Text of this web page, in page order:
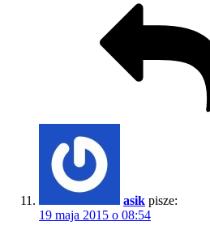
asik pisze:
19 maja 2015 o 08:54